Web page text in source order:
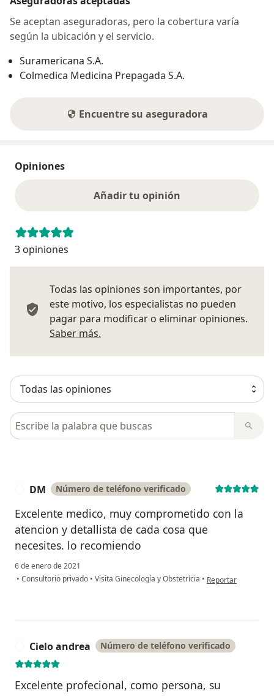
Se aceptan aseguradoras, pero la cobertura varía
según la ubicación y el servicio.
Suramericana S.A.
Colmedica Medicina Prepagada S.A.
Encuentre su aseguradora
Opiniones
Añadir tu opinión
3 opiniones
Todas las opiniones son importantes, por
este motivo, los especialistas no pueden
pagar para modificar o eliminar opiniones.
Saber más.
Busca en opiniones
DM Número de teléfono verificado
Excelente medico, muy comprometido con la
atencion y detallista de cada cosa que
necesites. lo recomiendo
6 de enero de 2021
• Consultorio privado • Visita Ginecología y Obstetrícia • en opinión del
Reportar
Cielo andrea Número de teléfono verificado
Excelente profecional, como persona, su